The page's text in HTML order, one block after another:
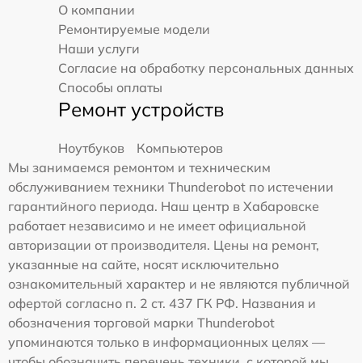
О компании
Ремонтируемые модели
Наши услуги
Согласие на обработку персональных данных
Способы оплаты
Ремонт устройств
Ноутбуков
Компьютеров
Мы занимаемся ремонтом и техническим
обслуживанием техники Thunderobot по истечении
гарантийного периода. Наш центр в Хабаровске
работает независимо и не имеет официальной
авторизации от производителя. Цены на ремонт,
указанные на сайте, носят исключительно
ознакомительный характер и не являются публичной
офертой согласно п. 2 ст. 437 ГК РФ. Названия и
обозначения торговой марки Thunderobot
упоминаются только в информационных целях —